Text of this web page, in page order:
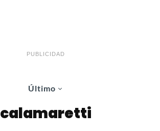
PUBLICIDAD
Último
calamaretti